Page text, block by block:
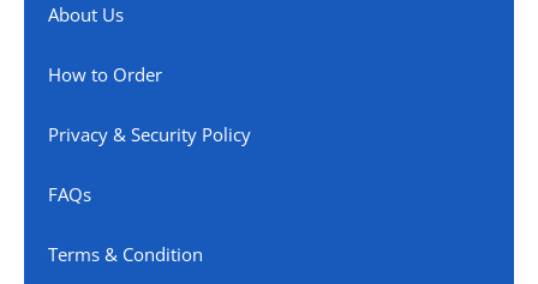
About Us
How to Order
Privacy & Security Policy
FAQs
Terms & Condition